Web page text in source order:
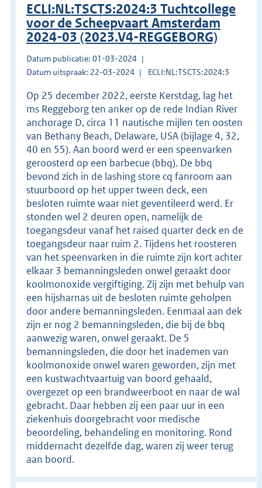
ECLI:NL:TSCTS:2024:3 Tuchtcollege
voor de Scheepvaart Amsterdam
2024-03 (2023.V4-REGGEBORG)
Datum publicatie: 01-03-2024
Datum uitspraak: 22-03-2024
ECLI:NL:TSCTS:2024:3
Op 25 december 2022, eerste Kerstdag, lag het
ms Reggeborg ten anker op de rede Indian River
anchorage D, circa 11 nautische mijlen ten oosten
van Bethany Beach, Delaware, USA (bijlage 4, 32,
40 en 55). Aan boord werd er een speenvarken
geroosterd op een barbecue (bbq). De bbq
bevond zich in de lashing store cq fanroom aan
stuurboord op het upper tween deck, een
besloten ruimte waar niet geventileerd werd. Er
stonden wel 2 deuren open, namelijk de
toegangsdeur vanaf het raised quarter deck en de
toegangsdeur naar ruim 2. Tijdens het roosteren
van het speenvarken in die ruimte zijn kort achter
elkaar 3 bemanningsleden onwel geraakt door
koolmonoxide vergiftiging. Zij zijn met behulp van
een hijsharnas uit de besloten ruimte geholpen
door andere bemanningsleden. Eenmaal aan dek
zijn er nog 2 bemanningsleden, die bij de bbq
aanwezig waren, onwel geraakt. De 5
bemanningsleden, die door het inademen van
koolmonoxide onwel waren geworden, zijn met
een kustwachtvaartuig van boord gehaald,
overgezet op een brandweerboot en naar de wal
gebracht. Daar hebben zij een paar uur in een
ziekenhuis doorgebracht voor medische
beoordeling, behandeling en monitoring. Rond
middernacht dezelfde dag, waren zij weer terug
aan boord.